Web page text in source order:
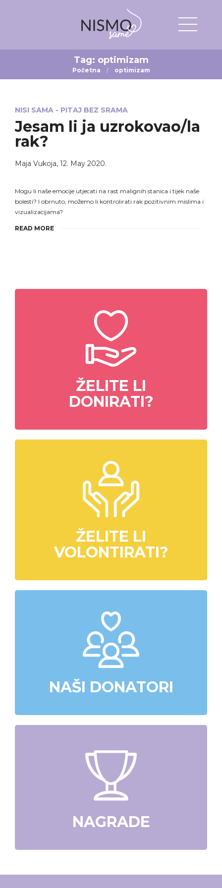
Tag: optimizam
Početna optimizam
NISI SAMA - PITAJ BEZ SRAMA
Jesam li ja uzrokovao/la
rak?
Maja Vukoja, 12. May 2020.
Mogu li naše emocije utjecati na rast malignih stanica i tijek naše
bolesti? I obrnuto, možemo li kontrolirati rak pozitivnim mislima i
vizualizacijama?
READ MORE
ŽELITE LI
DONIRATI?
ŽELITE LI
VOLONTIRATI?
NAŠI DONATORI
NAGRADE